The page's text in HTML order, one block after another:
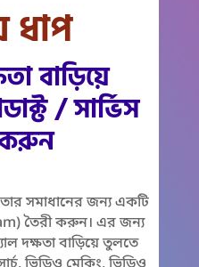
ধাপ
বাড়িয়ে
/ সার্ভিস
করুন
তার সমাধানের জন্য একটি
তৈরী করুন। এর জন্য
দক্ষতা বাড়িয়ে তুলতে